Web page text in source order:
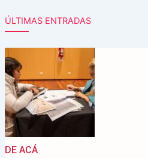
ÚLTIMAS ENTRADAS
DE ACÁ